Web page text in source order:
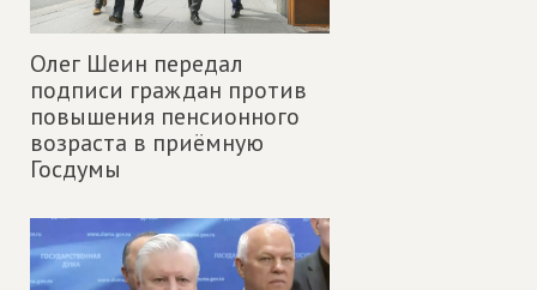
Олег Шеин передал
подписи граждан против
повышения пенсионного
возраста в приёмную
Госдумы